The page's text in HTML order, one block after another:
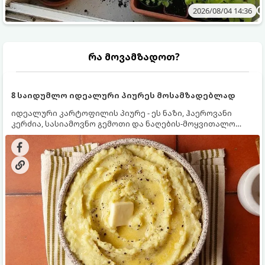
2026/08/04 14:36
რა მოვამზადოთ?
8 საიდუმლო იდეალური პიურეს მოსამზადებლად
იდეალური კარტოფილის პიურე - ეს ნაზი, ჰაეროვანი
კერძია, სასიამოვნო გემოთი და ნაღების-მოყვითალო
ფერით. მისი მომზადება ძალიან მარტივია, მაგრამ
არსებობს რამდენიმე საიდუმლო, რომლებიც უნდა
იცოდეთ, რომ პიურე იდეალურად გემრიელი გამოვიდეს.